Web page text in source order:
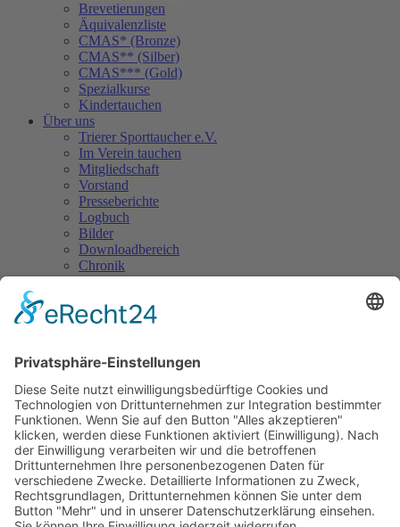
Brevetierungen
Äquivalenzliste
CMAS* (Bronze)
CMAS** (Silber)
CMAS*** (Gold)
Spezialkurse
Kindertauchen
Über uns
Trierer Sporttaucher e.V.
Im Verein tauchen
Mitgliedschaft
Vorstand
Presseberichte
Logbuch
Bilder
Downloadbereich
Chronik
Tauchen in Trier
Kontakt
Aufgrund einer kurzfristigen Änderung der Bedingungen für das
Training im Südbad müssen wir leider doch das Training für diese
Woche nochmal ins Stadtbad verlegen. Das Training findet dann
außerdem auchMittwochsund nicht wie am Sonntag angekündigt
am Dienstag statt.
Bitte findet euch zu den vom Stadtbad gewohnten Zeiten dort ein,
d.h. Treffen ab 19:30 Uhrim Eingangsbereich.
Entschuldigt bitte die kurzfristige Info, leider haben wir auch erst